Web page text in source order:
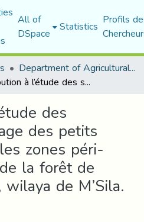
All of
DSpace Statistics Profils
Department of Agricultural Sciences
Contribution à l’étude des systèmes d’élevage des petits ruminants dans les zones péri-sylvicoles : Cas de la forêt de Djebel Messaâd, wilaya de M’Sila.
des
des petits
zones péri-
la forêt de
de M’Sila.